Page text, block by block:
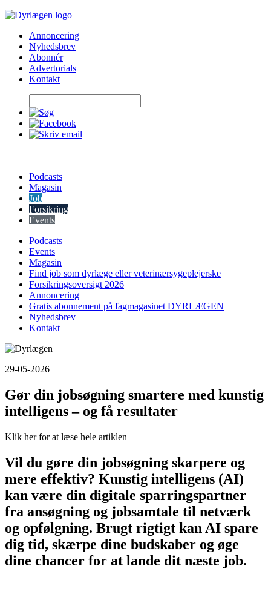
Skip
contentAnnoncering
Nyhedsbrev
Abonnér
Advertorials
Kontakt
Podcasts
Magasin
Job
Forsikring
Events
Podcasts
Events
Magasin
Find job som dyrlæge eller veterinærsygeplejerske
Forsikringsoversigt 2026
Annoncering
Gratis abonnement på fagmagasinet DYRLÆGEN
Nyhedsbrev
Kontakt
29-05-2026
Gør din jobsøgning smartere med kunstig
intelligens – og få resultater
Klik her for at læse hele artiklen
Vil du gøre din jobsøgning skarpere og
mere effektiv? Kunstig intelligens (AI)
kan være din digitale sparringspartner
fra ansøgning og jobsamtale til netværk
og opfølgning. Brugt rigtigt kan AI spare
dig tid, skærpe dine budskaber og øge
dine chancer for at lande dit næste job.